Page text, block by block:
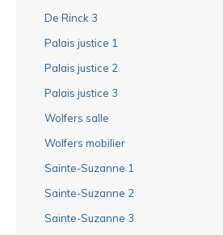
De Rinck 3
Palais justice 1
Palais justice 2
Palais justice 3
Wolfers salle
Wolfers mobilier
Sainte-Suzanne 1
Sainte-Suzanne 2
Sainte-Suzanne 3